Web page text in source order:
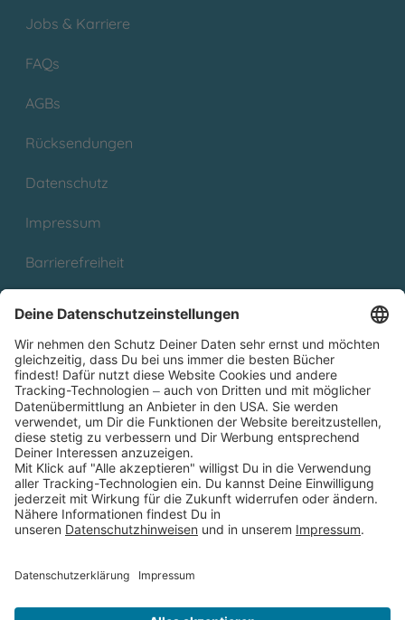
Jobs & Karriere
FAQs
AGBs
Rücksendungen
Datenschutz
Impressum
Barrierefreiheit
Partnerprogramm (Affiliate)
Folge uns auf
* Versandkostenfrei ab 9,00 € Bestellwert innerhalb
Deutschlands
** Lieferzeit 1-3 Werktage innerhalb Deutschlands
Thienemann-Esslinger Verlag GmbH, Blumenstraße 36, D-70182